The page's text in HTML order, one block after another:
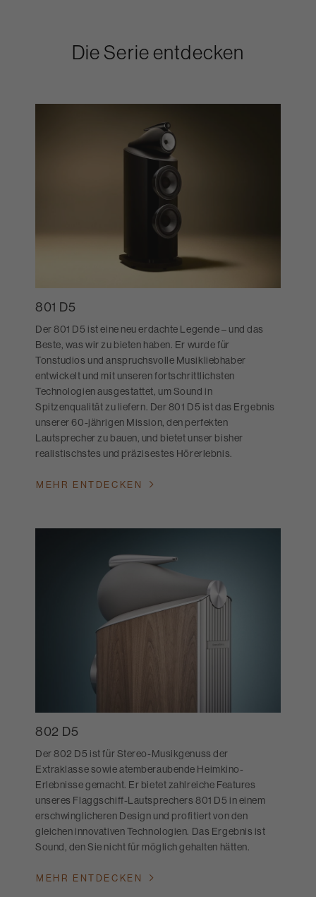
Die Serie entdecken
801 D5
Der 801 D5 ist eine neu erdachte Legende – und das
Beste, was wir zu bieten haben. Er wurde für
Tonstudios und anspruchsvolle Musikliebhaber
entwickelt und mit unseren fortschrittlichsten
Technologien ausgestattet, um Sound in
Spitzenqualität zu liefern. Der 801 D5 ist das Ergebnis
unserer 60-jährigen Mission, den perfekten
Lautsprecher zu bauen, und bietet unser bisher
realistischstes und präzisestes Hörerlebnis.
MEHR ENTDECKEN
802 D5
Der 802 D5 ist für Stereo-Musikgenuss der
Extraklasse sowie atemberaubende Heimkino-
Erlebnisse gemacht. Er bietet zahlreiche Features
unseres Flaggschiff-Lautsprechers 801 D5 in einem
erschwinglicheren Design und profitiert von den
gleichen innovativen Technologien. Das Ergebnis ist
Sound, den Sie nicht für möglich gehalten hätten.
MEHR ENTDECKEN